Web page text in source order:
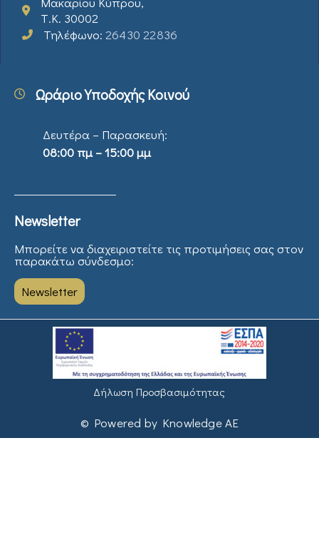
Τ.Κ. 30002
Τηλέφωνο: 26430 22836
Ωράριο Υποδοχής Κοινού
Δευτέρα – Παρασκευή:
08:00 πμ – 15:00 μμ
Newsletter
Μπορείτε να διαχειριστείτε τις προτιμήσεις σας στον
παρακάτω σύνδεσμο:
Newsletter
Δήλωση Προσβασιμότητας
© Powered by Knowledge AE